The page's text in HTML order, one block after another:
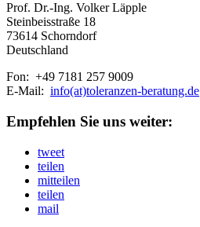
Prof. Dr.-Ing. Volker Läpple
Steinbeisstraße 18
73614 Schorndorf
Deutschland
Fon: +49 7181 257 9009
E-Mail: info(at)toleranzen-beratung.de
Empfehlen Sie uns weiter:
tweet
teilen
mitteilen
teilen
mail